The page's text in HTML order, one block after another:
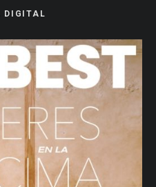
DIGITAL